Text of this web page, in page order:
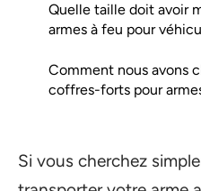
Quelle taille doit avoir
armes à feu pour
Comment nous avons
coffres-forts pour
Si vous cherchez